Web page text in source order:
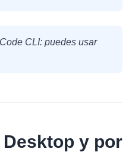
CLI: puedes usar
Desktop y por